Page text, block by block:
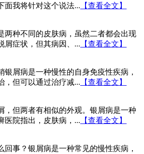
面我将针对这个说法... 【查看全文】
两种不同的皮肤病，虽然二者都会出现
屑症状，但其病因、... 【查看全文】
银屑病是一种慢性的自身免疫性疾病，
，但可以通过治疗减... 【查看全文】
，但两者有相似的外观。银屑病是一种
医院指出，皮肤病，... 【查看全文】
回事？银屑病是一种常见的慢性疾病，